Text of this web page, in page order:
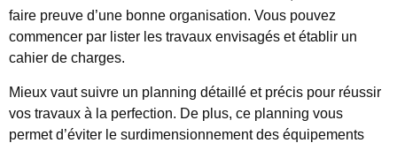
faire preuve d’une bonne organisation. Vous pouvez
commencer par lister les travaux envisagés et établir un
cahier de charges.
Mieux vaut suivre un planning détaillé et précis pour réussir
vos travaux à la perfection. De plus, ce planning vous
permet d’éviter le surdimensionnement des équipements